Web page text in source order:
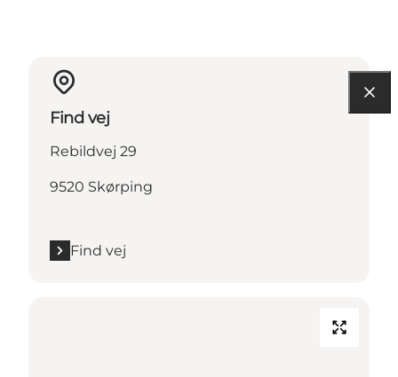
Find vej
Rebildvej 29
9520 Skørping
Find vej